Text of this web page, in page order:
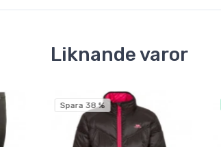
Liknande varor
Spara 38 %